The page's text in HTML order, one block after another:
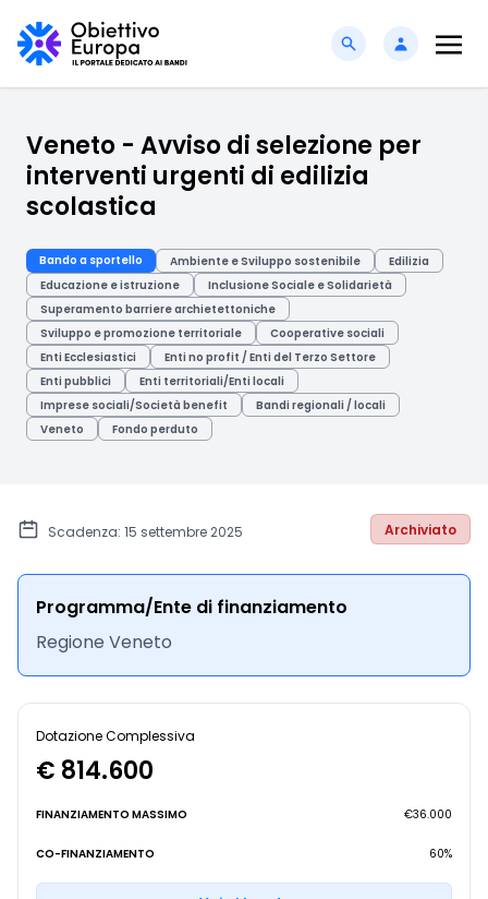
Veneto - Avviso di selezione per
interventi urgenti di edilizia
scolastica
Bando a sportello Ambiente e Sviluppo sostenibile
Edilizia
Educazione e istruzione
Inclusione Sociale e Solidarietà
Superamento barriere archietettoniche
Sviluppo e promozione territoriale
Cooperative sociali
Enti Ecclesiastici
Enti no profit / Enti del Terzo Settore
Enti pubblici
Enti territoriali/Enti locali
Imprese sociali/Società benefit
Bandi regionali / locali
Veneto
Fondo perduto
Scadenza: 15 settembre 2025 Archiviato
Programma/Ente di finanziamento
Regione Veneto
Dotazione Complessiva
€ 814.600
FINANZIAMENTO MASSIMO €36.000
CO-FINANZIAMENTO 60%